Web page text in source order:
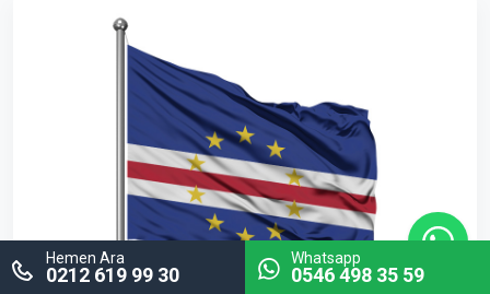
Hemen Ara
0212 619 99 30
Whatsapp
0546 498 35 59